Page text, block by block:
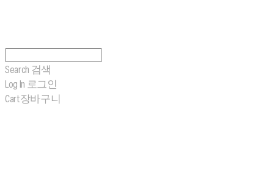
Search 검색
Log In 로그인
Cart장바구니